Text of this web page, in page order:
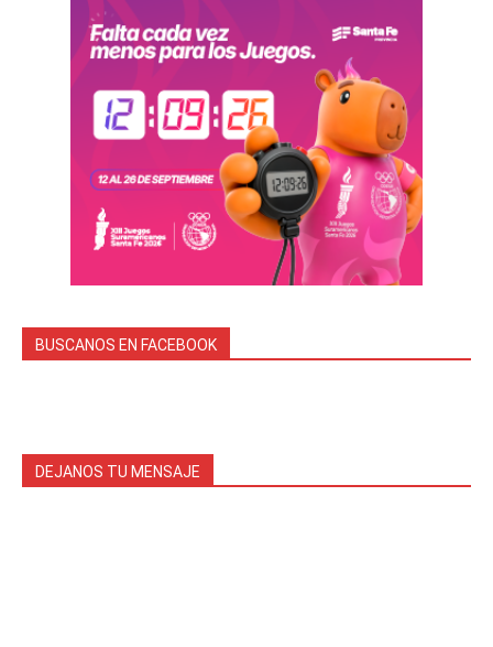
BUSCANOS EN FACEBOOK
DEJANOS TU MENSAJE